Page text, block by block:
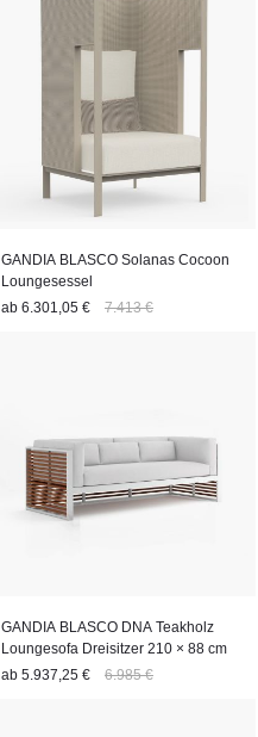
GANDIA BLASCO Solanas Cocoon
Loungesessel
ab 6.301,05 € 7.413 €
GANDIA BLASCO DNA Teakholz
Loungesofa Dreisitzer 210 × 88 cm
ab 5.937,25 € 6.985 €